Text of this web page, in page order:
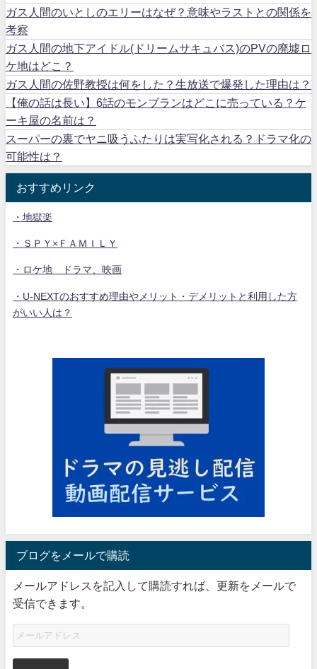
ガス人間のいとしのエリーはなぜ？意味やラストとの関係を
考察
ガス人間の地下アイドル(ドリームサキュバス)のPVの廃墟ロ
ケ地はどこ？
ガス人間の佐野教授は何をした？生放送で爆発した理由は？
【俺の話は長い】6話のモンブランはどこに売っている？ケ
ーキ屋の名前は？
スーパーの裏でヤニ吸うふたりは実写化される？ドラマ化の
可能性は？
おすすめリンク
・地獄楽
・ＳＰＹ×ＦＡＭＩＬＹ
・ロケ地 ドラマ、映画
・U-NEXTのおすすめ理由やメリット・デメリットと利用した方
がいい人は？
ブログをメールで購読
メールアドレスを記入して購読すれば、更新をメールで
受信できます。